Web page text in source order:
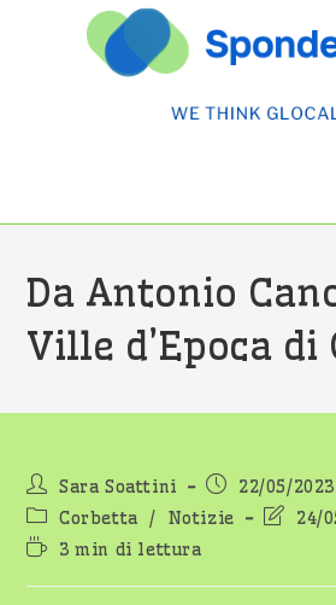
Da Antonio
Ville d’Epoca
Autore
dell'articolo:
Sara Soattini
Articolo
pubblicato:
22/05/2023
Categoria
dell'articolo:
Corbetta / Notizie
Ultima
24/
Tempo
lettura:
3 min di lettura